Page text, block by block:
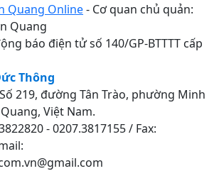
Quang Online- Cơ quan chủ quản:
Quang
báo điện tử số 140/GP-BTTTT cấp
Thông
219, đường Tân Trào, phường Minh
Việt Nam.
- 0207.3817155 / Fax: